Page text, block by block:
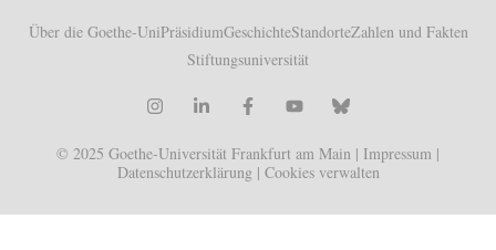
Über die Goethe-UniPräsidiumGeschichteStandorteZahlen und Fakten
Stiftungsuniversität
© 2025 Goethe-Universität Frankfurt am Main | Impressum |
Datenschutzerklärung| Cookies verwalten